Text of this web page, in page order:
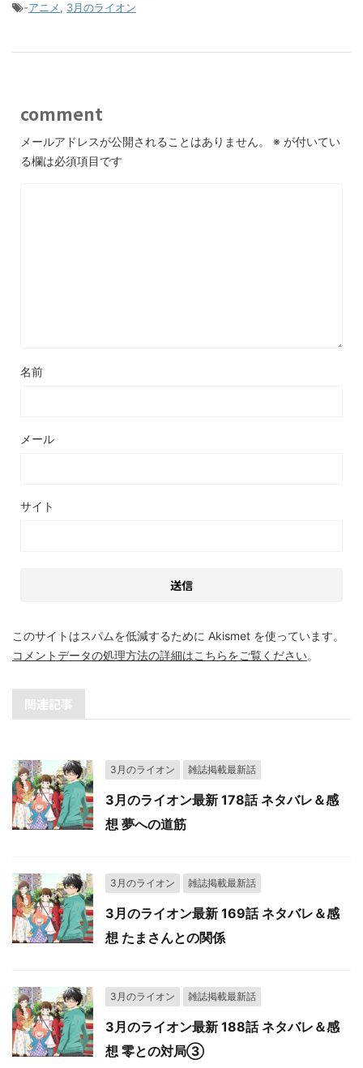
-アニメ, 3月のライオン
comment
メールアドレスが公開されることはありません。 ※ が付いてい
る欄は必須項目です
名前
メール
サイト
このサイトはスパムを低減するために Akismet を使っています。
コメントデータの処理方法の詳細はこちらをご覧ください。
関連記事
3月のライオン 雑誌掲載最新話
3月のライオン最新 178話 ネタバレ＆感
想 夢への道筋
3月のライオン 雑誌掲載最新話
3月のライオン最新 169話 ネタバレ＆感
想 たまさんとの関係
3月のライオン 雑誌掲載最新話
3月のライオン最新 188話 ネタバレ＆感
想 零との対局③